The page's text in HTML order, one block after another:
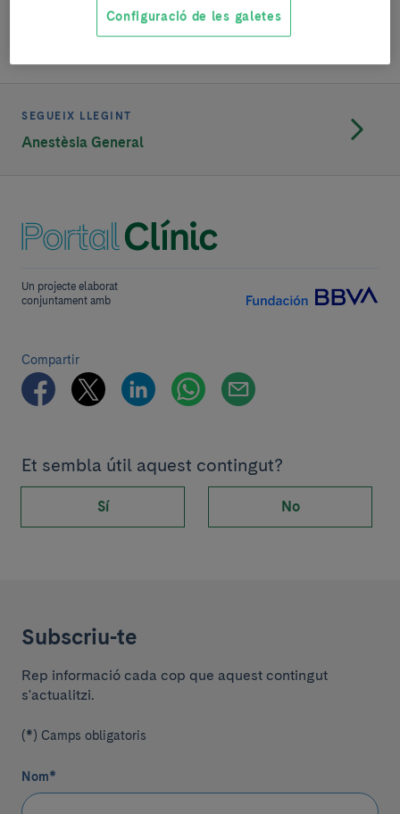
procediment que s'ha de realitzar i l'estat
de salut del pacient.
SEGUEIX LLEGINT
Anestèsia General
Un projecte elaborat
conjuntament amb
Compartir
Et sembla útil aquest contingut?
Sí No
Subscriu-te
Rep informació cada cop que aquest contingut
s'actualitzi.
(*) Camps obligatoris
Nom*
Configuració de les galetes